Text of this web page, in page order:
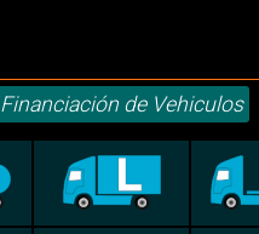
Financiación de Vehiculos